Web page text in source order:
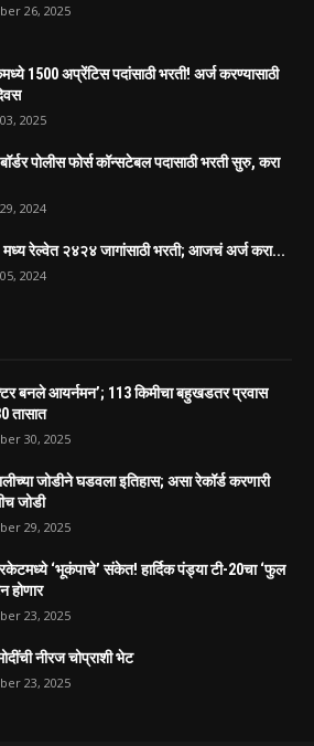
26, 2025
1500 अप्रेंटिस पदांसाठी भरती! अर्ज करण्यासाठी
2025
पोलीस फोर्स कॉन्सटेबल पदासाठी भरती सुरु, करा
2024
मध्य रेल्वेत २४२४ जागांसाठी भरती; आजचं अर्ज करा...
2024
बनले आयर्नमन’; 113 किमीचा बहुखडतर प्रवास
तासात
30, 2025
जोडीने घडवला इतिहास; असा रेकॉर्ड करणारी
जोडी
29, 2025
‘भूकंपाचे’ संकेत! हार्दिक पंड्या टी-20चा ‘फुल
होणार
23, 2025
नीरज चोप्राशी भेट
23, 2025